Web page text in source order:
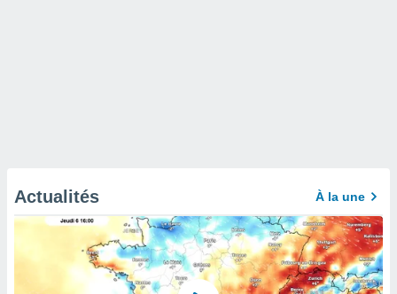
Actualités À la une